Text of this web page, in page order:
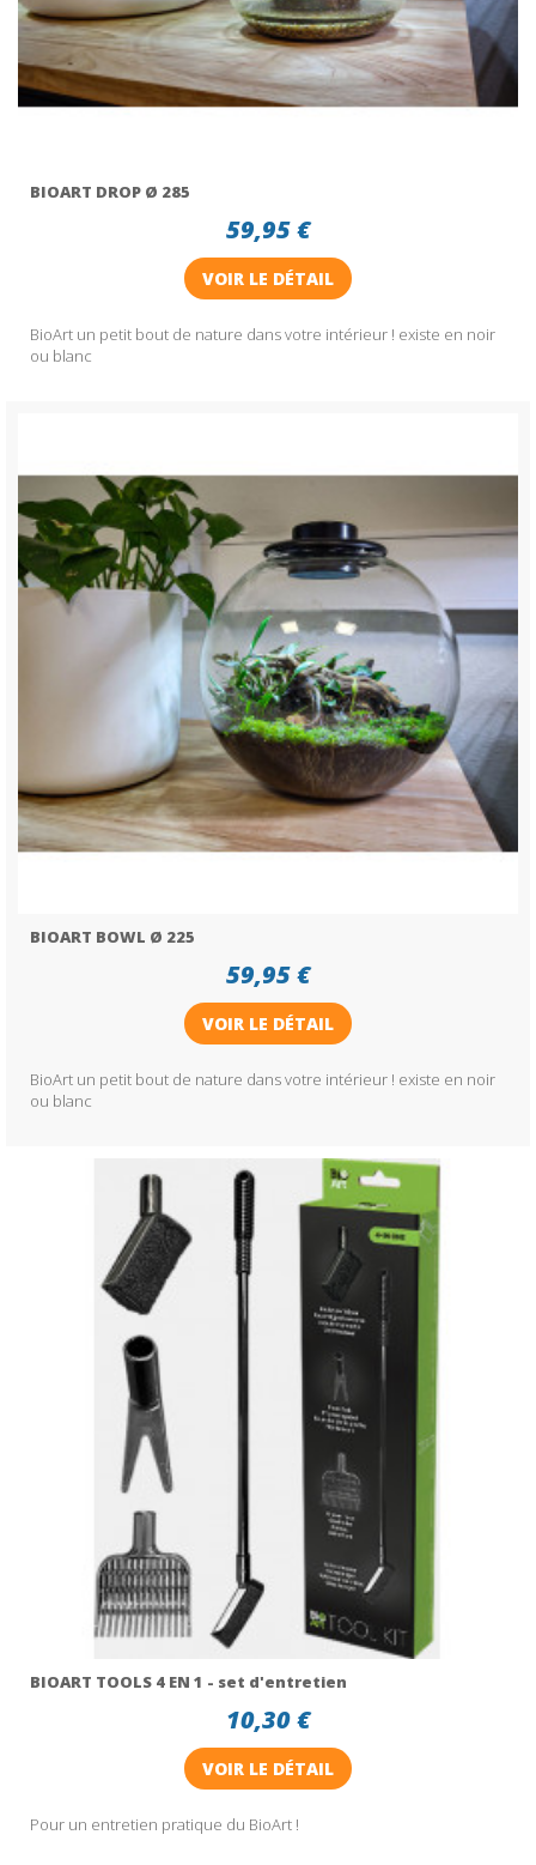
BIOART DROP Ø 285
59,95 €
VOIR LE DÉTAIL
BioArt un petit bout de nature dans votre intérieur ! existe en noir
ou blanc
BIOART BOWL Ø 225
59,95 €
VOIR LE DÉTAIL
BioArt un petit bout de nature dans votre intérieur ! existe en noir
ou blanc
BIOART TOOLS 4 EN 1 - set d'entretien
10,30 €
VOIR LE DÉTAIL
Pour un entretien pratique du BioArt !